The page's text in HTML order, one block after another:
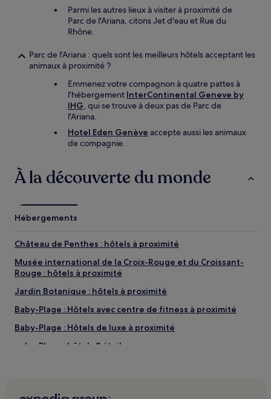
Parmi les autres lieux à visiter à proximité de
Parc de l'Ariana, citons Jet d'eau et Rue du
Rhône.
Parc de l'Ariana : quels sont les meilleurs hôtels acceptant les
animaux à proximité ?
Emmenez votre compagnon à quatre pattes à
l'hébergement InterContinental Geneve by
IHG, qui se trouve à deux pas de Parc de
l'Ariana.
Hotel Eden Genève accepte aussi les animaux
de compagnie.
À la découverte du monde
Hébergements
Château de Penthes : hôtels à proximité
Musée international de la Croix-Rouge et du Croissant-
Rouge : hôtels à proximité
Jardin Botanique : hôtels à proximité
Baby-Plage : Hôtels avec centre de fitness à proximité
Baby-Plage : Hôtels de luxe à proximité
Baby-Plage : hôtels 2 étoiles